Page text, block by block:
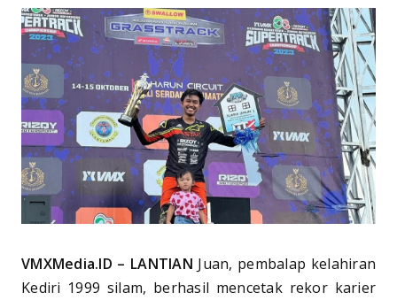
VMXMedia.ID – LANTIAN Juan, pembalap kelahiran
Kediri 1999 silam, berhasil mencetak rekor karier